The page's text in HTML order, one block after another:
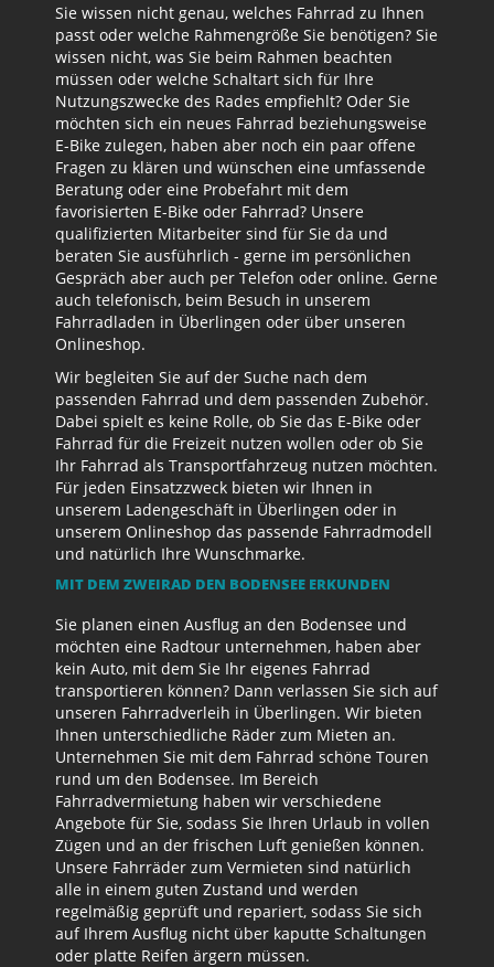
Sie wissen nicht genau, welches Fahrrad zu Ihnen
passt oder welche Rahmengröße Sie benötigen? Sie
wissen nicht, was Sie beim Rahmen beachten
müssen oder welche Schaltart sich für Ihre
Nutzungszwecke des Rades empfiehlt? Oder Sie
möchten sich ein neues Fahrrad beziehungsweise
E-Bike zulegen, haben aber noch ein paar offene
Fragen zu klären und wünschen eine umfassende
Beratung oder eine Probefahrt mit dem
favorisierten E-Bike oder Fahrrad? Unsere
qualifizierten Mitarbeiter sind für Sie da und
beraten Sie ausführlich - gerne im persönlichen
Gespräch aber auch per Telefon oder online. Gerne
auch telefonisch, beim Besuch in unserem
Fahrradladen in Überlingen oder über unseren
Onlineshop.
Wir begleiten Sie auf der Suche nach dem
passenden Fahrrad und dem passenden Zubehör.
Dabei spielt es keine Rolle, ob Sie das E-Bike oder
Fahrrad für die Freizeit nutzen wollen oder ob Sie
Ihr Fahrrad als Transportfahrzeug nutzen möchten.
Für jeden Einsatzzweck bieten wir Ihnen in
unserem Ladengeschäft in Überlingen oder in
unserem Onlineshop das passende Fahrradmodell
und natürlich Ihre Wunschmarke.
MIT DEM ZWEIRAD DEN BODENSEE ERKUNDEN
Sie planen einen Ausflug an den Bodensee und
möchten eine Radtour unternehmen, haben aber
kein Auto, mit dem Sie Ihr eigenes Fahrrad
transportieren können? Dann verlassen Sie sich auf
unseren Fahrradverleih in Überlingen. Wir bieten
Ihnen unterschiedliche Räder zum Mieten an.
Unternehmen Sie mit dem Fahrrad schöne Touren
rund um den Bodensee. Im Bereich
Fahrradvermietung haben wir verschiedene
Angebote für Sie, sodass Sie Ihren Urlaub in vollen
Zügen und an der frischen Luft genießen können.
Unsere Fahrräder zum Vermieten sind natürlich
alle in einem guten Zustand und werden
regelmäßig geprüft und repariert, sodass Sie sich
auf Ihrem Ausflug nicht über kaputte Schaltungen
oder platte Reifen ärgern müssen.